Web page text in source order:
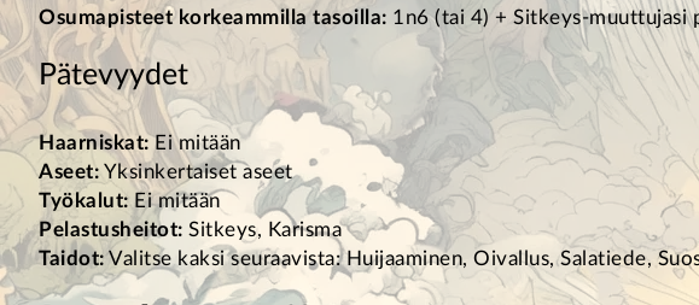
Osumapisteet korkeammilla tasoilla: 1n6 (tai 4) + Sitkeys-muuttujasi
Pätevyydet
Haarniskat:Ei mitään
Aseet: Yksinkertaiset aseet
Työkalut:Ei mitään
Pelastusheitot: Sitkeys, Karisma
Taidot:Valitse kaksi seuraavista: Huijaaminen, Oivallus, Salatiede,